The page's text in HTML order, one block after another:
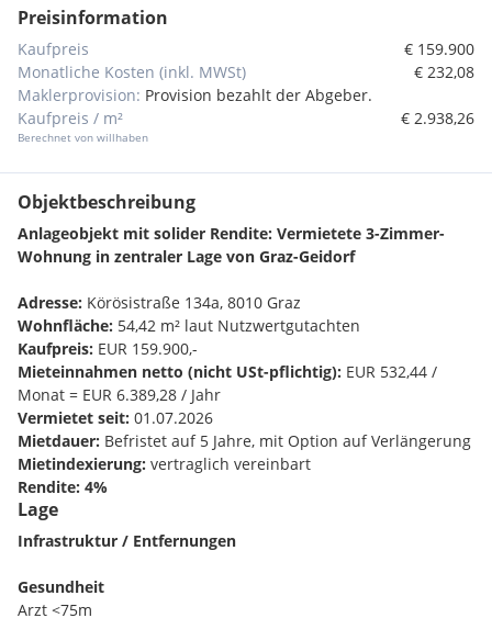
Preisinformation
Kaufpreis
€ 159.900
Monatliche Kosten (inkl. MWSt)
€ 232,08
Maklerprovision: Provision bezahlt der Abgeber.
Kaufpreis / m²
Berechnet von willhaben
€ 2.938,26
Objektbeschreibung
Anlageobjekt mit solider Rendite: Vermietete 3-Zimmer-
Wohnung in zentraler Lage von Graz-Geidorf
Adresse: Körösistraße 134a, 8010 Graz
Wohnfläche: 54,42 m² laut Nutzwertgutachten
Kaufpreis: EUR 159.900,-
Mieteinnahmen netto (nicht USt-pflichtig): EUR 532,44 /
Monat = EUR 6.389,28 / Jahr
Vermietet seit: 01.07.2026
Mietdauer: Befristet auf 5 Jahre, mit Option auf Verlängerung
Mietindexierung: vertraglich vereinbart
Rendite: 4%
Investitionsprofil
Diese gepflegte und effizient modernisierte Wohnung in
gefragter Stadtlage von
Möglichkeit für Kapitalanleger dar, die auf langfristige
Lage
Infrastruktur / Entfernungen
Gesundheit
Arzt <75m